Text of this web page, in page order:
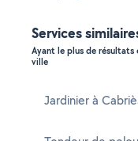
Services
Ayant le plus de
ville
Jardinier à